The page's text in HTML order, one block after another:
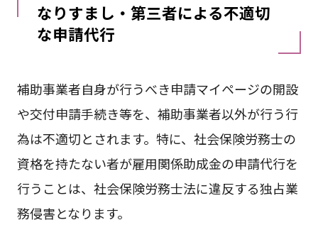
なりすまし・第三者による不適切
な申請代行
補助事業者自身が行うべき申請マイページの開設
や交付申請手続き等を、補助事業者以外が行う行
為は不適切とされます。特に、社会保険労務士の
資格を持たない者が雇用関係助成金の申請代行を
行うことは、社会保険労務士法に違反する独占業
務侵害となります。